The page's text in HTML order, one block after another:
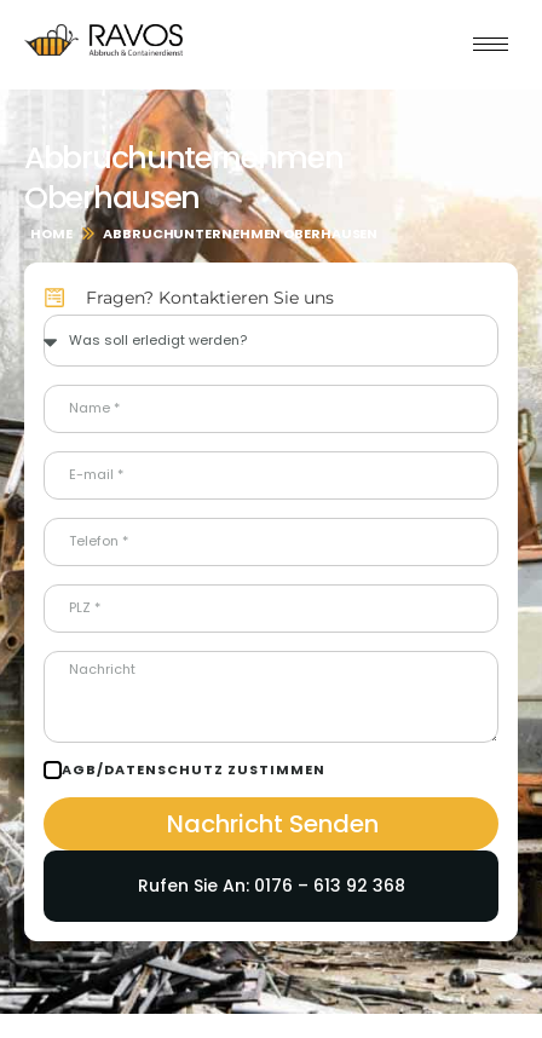
Abbruchunternehmen
Oberhausen
HOME ABBRUCHUNTERNEHMEN OBERHAUSEN
Fragen? Kontaktieren Sie uns
AGB/DATENSCHUTZ ZUSTIMMEN
Nachricht Senden
Rufen Sie An: 0176 – 613 92 368